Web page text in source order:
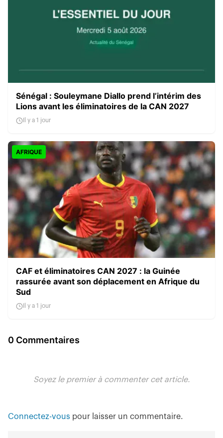
Sénégal : Souleymane Diallo prend l’intérim des
Lions avant les éliminatoires de la CAN 2027
Il y a 1 jour
AFRIQUE
CAF et éliminatoires CAN 2027 : la Guinée
rassurée avant son déplacement en Afrique du
Sud
Il y a 1 jour
0 Commentaires
Soyez le premier à commenter cet article.
Connectez-vous pour laisser un commentaire.